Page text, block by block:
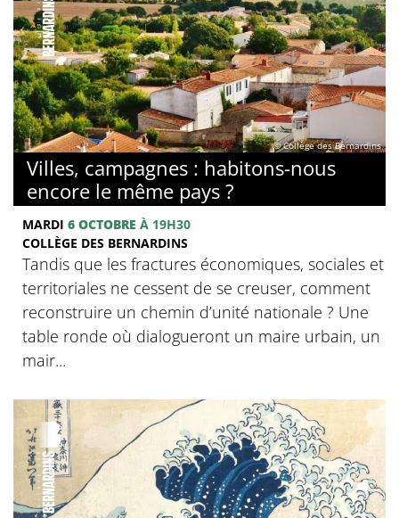
© Collège des Bernardins
Villes, campagnes : habitons-nous
encore le même pays ?
MARDI 6 OCTOBRE À 19H30
COLLÈGE DES BERNARDINS
Tandis que les fractures économiques, sociales et
territoriales ne cessent de se creuser, comment
reconstruire un chemin d’unité nationale ? Une
table ronde où dialogueront un maire urbain, un
mair...